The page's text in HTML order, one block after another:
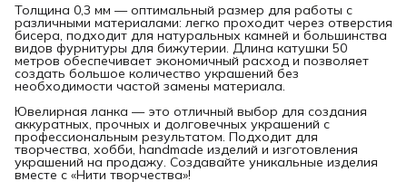
Толщина 0,3 мм — оптимальный размер для работы с
различными материалами: легко проходит через отверстия
бисера, подходит для натуральных камней и большинства
видов фурнитуры для бижутерии. Длина катушки 50
метров обеспечивает экономичный расход и позволяет
создать большое количество украшений без
необходимости частой замены материала.
Ювелирная ланка — это отличный выбор для создания
аккуратных, прочных и долговечных украшений с
профессиональным результатом. Подходит для
творчества, хобби, handmade изделий и изготовления
украшений на продажу. Создавайте уникальные изделия
вместе с «Нити творчества»!